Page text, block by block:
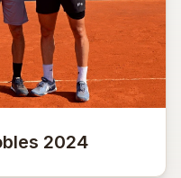
2024